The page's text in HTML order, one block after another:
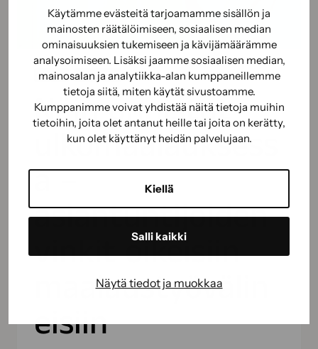
Käytämme evästeitä tarjoamamme sisällön ja
mainosten räätälöimiseen, sosiaalisen median
ominaisuuksien tukemiseen ja kävijämäärämme
analysoimiseen. Lisäksi jaamme sosiaalisen median,
mainosalan ja analytiikka-alan kumppaneillemme
tietoja siitä, miten käytät sivustoamme.
Kumppanimme voivat yhdistää näitä tietoja muihin
tietoihin, joita olet antanut heille tai joita on kerätty,
kun olet käyttänyt heidän palvelujaan.
Kiellä
Salli kaikki
Näytä tiedot ja muokkaa
KAIKKI MAALAUS
Näin onnistut
ulkomaalauksess
a –
asiantuntijoiden
vinkit oikeisiin
maalaustyövälin
eisiin